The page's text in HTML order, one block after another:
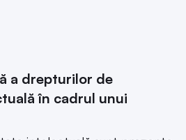
a drepturilor de
în cadrul unui